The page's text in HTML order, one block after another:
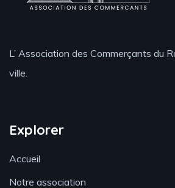
L’ Association des Commerçants du
ville.
Explorer
Accueil
Notre association